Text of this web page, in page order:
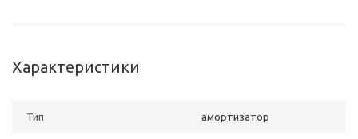
Характеристики
Тип амортизатор